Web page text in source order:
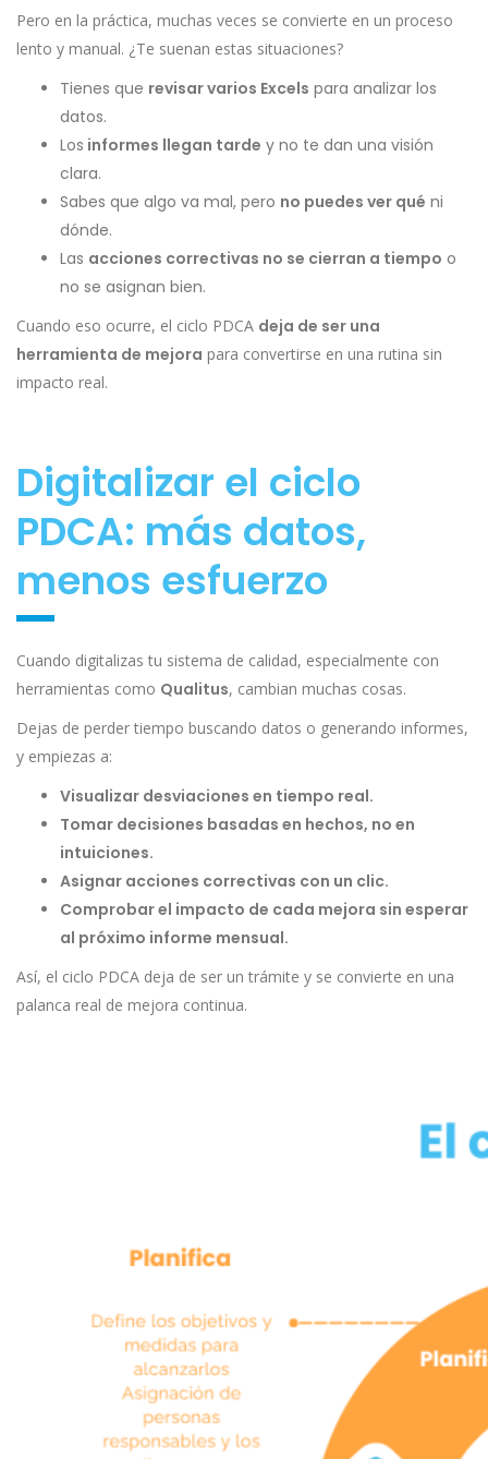
Pero en la práctica, muchas veces se convierte en un proceso
lento y manual. ¿Te suenan estas situaciones?
Tienes que revisar varios Excels para analizar los
datos.
Los informes llegan tarde y no te dan una visión
clara.
Sabes que algo va mal, pero no puedes ver qué ni
dónde.
Las acciones correctivas no se cierran a tiempo o
no se asignan bien.
Cuando eso ocurre, el ciclo PDCA deja de ser una
herramienta de mejora para convertirse en una rutina sin
impacto real.
Digitalizar el ciclo
PDCA: más datos,
menos esfuerzo
Cuando digitalizas tu sistema de calidad, especialmente con
herramientas como Qualitus, cambian muchas cosas.
Dejas de perder tiempo buscando datos o generando informes,
y empiezas a:
Visualizar desviaciones en tiempo real.
Tomar decisiones basadas en hechos, no en
intuiciones.
Asignar acciones correctivas con un clic.
Comprobar el impacto de cada mejora sin esperar
al próximo informe mensual.
Así, el ciclo PDCA deja de ser un trámite y se convierte en una
palanca real de mejora continua.